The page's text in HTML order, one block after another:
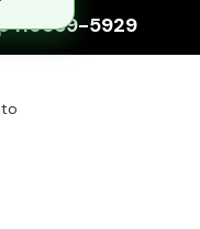
116559-5929